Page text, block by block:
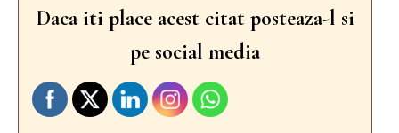
Daca iti place acest citat posteaza-l si
pe social media